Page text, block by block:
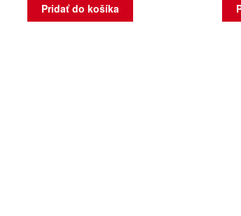
Pridať do košíka